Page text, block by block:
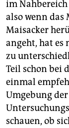
im
also wenn
Maisacker
angeht, hat es
zu
Teil schon bei
einmal
Umgebung
schauen, ob